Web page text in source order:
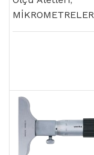
MİKROMETRELER